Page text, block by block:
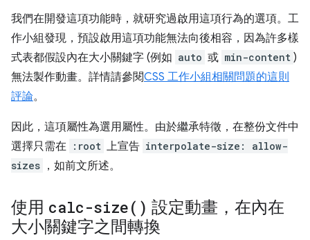
我們在開發這項功能時，就研究過啟用這項行為的選項。工
作小組發現，預設啟用這項功能無法向後相容，因為許多樣
式表都假設內在大小關鍵字 (例如 auto 或 min-content )
無法製作動畫。詳情請參閱CSS 工作小組相關問題的這則
評論。
因此，這項屬性為選用屬性。由於繼承特徵，在整份文件中
選擇只需在
:root 上宣告 interpolate-size: allow-
sizes ，如前文所述。
使用 calc-size( ) 設定動畫，在內在
大小關鍵字之間轉換